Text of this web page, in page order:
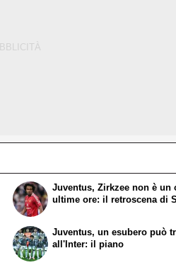
Juventus, Zirkzee non è un
ultime ore: il retroscena di
Juventus, un esubero può
all'Inter: il piano